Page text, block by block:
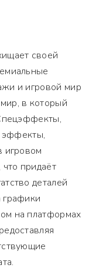
своей
и игровой мир
в который
эффекты,
игровом
придаёт
деталей
графики
на платформах